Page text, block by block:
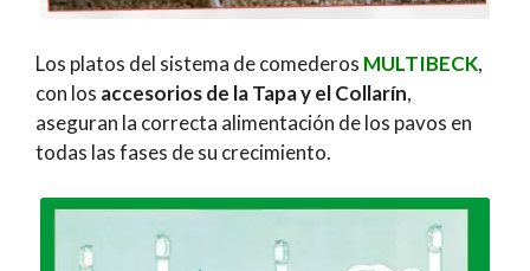
Los platos del sistema de comederos MULTIBECK,
con los accesorios de la Tapa y el Collarín,
aseguran la correcta alimentación de los pavos en
todas las fases de su crecimiento.